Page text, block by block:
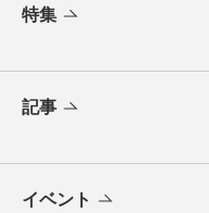
特集
記事
イベント